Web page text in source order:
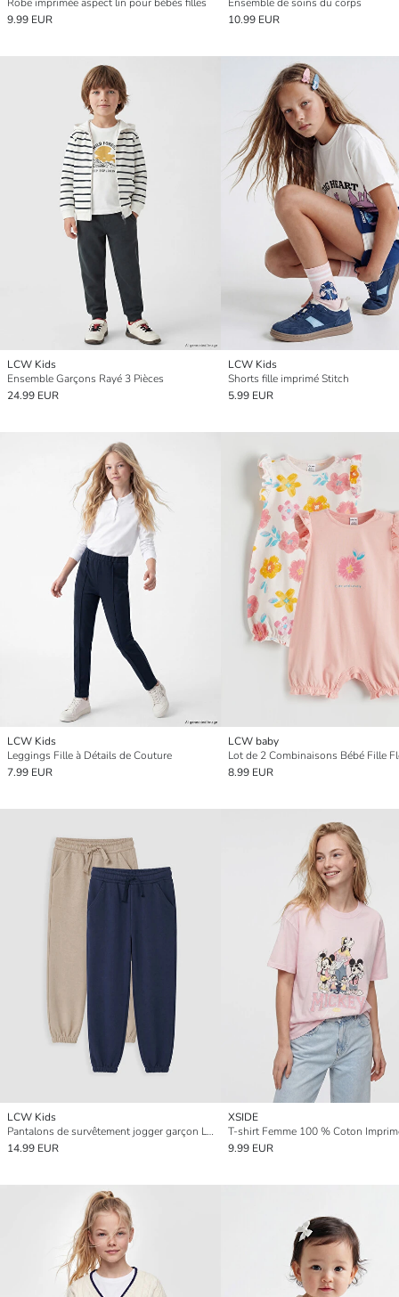
9.99 EUR
10.99 EUR
LCW Kids
Ensemble Garçons Rayé 3 Pièces
24.99 EUR
LCW Kids
Shorts fille imprimé Stitch
5.99 EUR
LCW Kids
Leggings Fille à Détails de Couture
7.99 EUR
LCW baby
8.99 EUR
LCW Kids
Pantalons de survêtement jogger garçon Lot de 2
14.99 EUR
XSIDE
9.99 EUR